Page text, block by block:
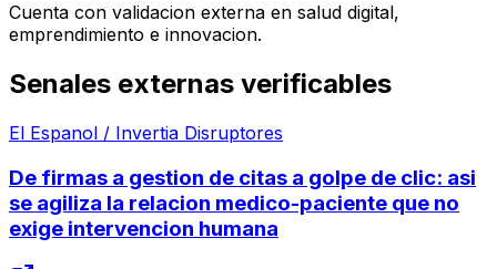
Cuenta con validacion externa en salud digital,
emprendimiento e innovacion.
Senales externas verificables
El Espanol / Invertia Disruptores
De firmas a gestion de citas a golpe de clic: asi
se agiliza la relacion medico-paciente que no
exige intervencion humana